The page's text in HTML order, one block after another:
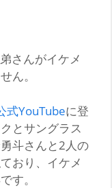
さんがイケメ
ん。
式YouTubeに登
とサングラス
斗さんと2人の
おり、イケメ
す。